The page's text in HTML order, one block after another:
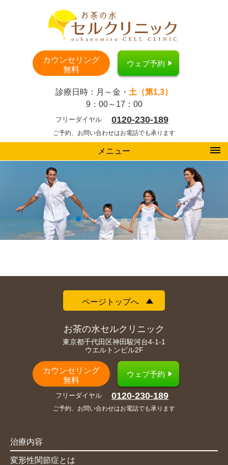
カウンセリング
無料
ウェブ予約
診療日時：月～金・ 土（第1,3）
9：00～17：00
フリーダイヤル 0120-230-189
ご予約、お問い合わせはお電話でも承ります
メニュー
ページトップへ
お茶の水セルクリニック
東京都千代田区神田駿河台4-1-1
ウエルトンビル2F
カウンセリング
無料
ウェブ予約
フリーダイヤル 0120-230-189
ご予約、お問い合わせはお電話でも承ります
治療内容
変形性関節症とは